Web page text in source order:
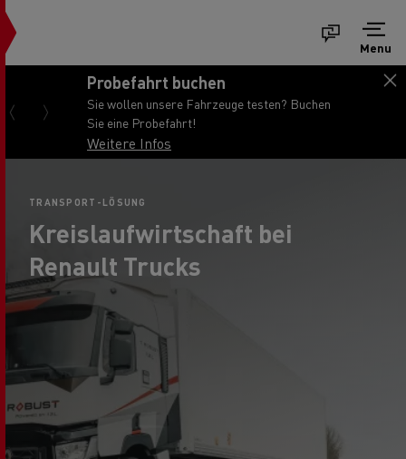
Menu
Probefahrt buchen
Sie wollen unsere Fahrzeuge testen? Buchen
Sie eine Probefahrt!
Weitere Infos
TRANSPORT-LÖSUNG
Kreislaufwirtschaft bei
Renault Trucks